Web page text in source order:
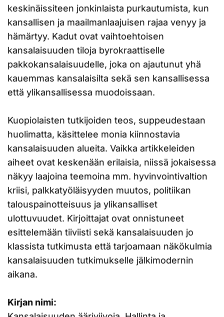
keskinäissiteen jonkinlaista purkautumista, kun
kansallisen ja maailmanlaajuisen rajaa venyy ja
hämärtyy. Kadut ovat vaihtoehtoisen
kansalaisuuden tiloja byrokraattiselle
pakkokansalaisuudelle, joka on ajautunut yhä
kauemmas kansalaisilta sekä sen kansallisessa
että ylikansallisessa muodoissaan.
Kuopiolaisten tutkijoiden teos, suppeudestaan
huolimatta, käsittelee monia kiinnostavia
kansalaisuuden alueita. Vaikka artikkeleiden
aiheet ovat keskenään erilaisia, niissä jokaisessa
näkyy laajoina teemoina mm. hyvinvointivaltion
kriisi, palkkatyöläisyyden muutos, politiikan
talouspainotteisuus ja ylikansalliset
ulottuvuudet. Kirjoittajat ovat onnistuneet
esittelemään tiiviisti sekä kansalaisuuden jo
klassista tutkimusta että tarjoamaan näkökulmia
kansalaisuuden tutkimukselle jälkimodernin
aikana.
Kirjan nimi: